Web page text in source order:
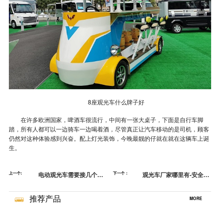
8座观光车什么牌子好
在许多欧洲国家，啤酒车很流行，中间有一张大桌子，下面是自行车脚
踏，所有人都可以一边骑车一边喝着酒，尽管真正让汽车移动的是司机，顾客
仍然对这种体验感到兴奋。配上灯光装饰，今晚最靓的仔就在就在这辆车上诞
生。
上一个:
电动观光车需要接几个电
菱]
下一个：
观光车厂家哪里有-安全驾
推荐产品 MORE